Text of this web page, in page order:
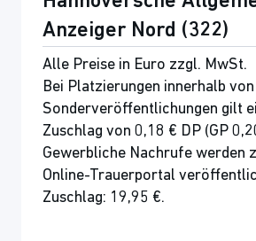
Anzeiger Nord (322)
Alle Preise in Euro zzgl. MwSt.
Bei Platzierungen innerhalb von
Sonderveröffentlichungen gilt
Zuschlag von 0,18 € DP (GP
Gewerbliche Nachrufe werden
Online-Trauerportal
Zuschlag: 19,95 €.